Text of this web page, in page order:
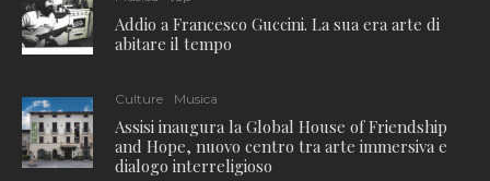
Addio a Francesco Guccini. La sua era arte di
abitare il tempo
Culture Musica
Assisi inaugura la Global House of Friendship
and Hope, nuovo centro tra arte immersiva e
dialogo interreligioso